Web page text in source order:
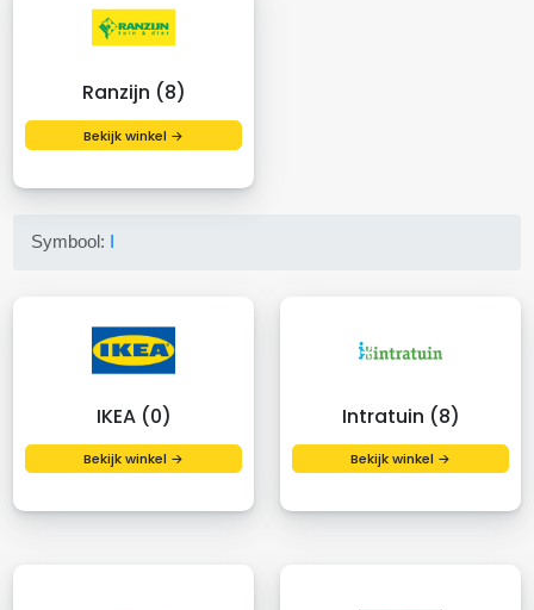
Ranzijn (8)
Bekijk winkel →
Symbool: I
IKEA (0)
Bekijk winkel →
Intratuin (8)
Bekijk winkel →